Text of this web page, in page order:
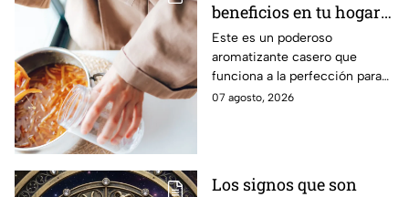
beneficios en tu hogar
con esta mezcla de
aceite de oliva, ramas
de canela y cáscaras de
naranja
Este es un poderoso
aromatizante casero que
funciona a la perfección para
tus espacios.
07 agosto, 2026
Los signos que son